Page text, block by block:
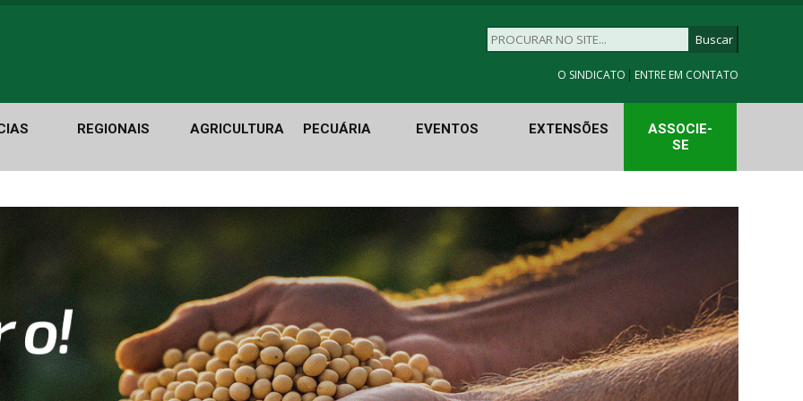
O SINDICATO | ENTRE EM CONTATO
REGIONAIS AGRICULTURA PECUÁRIA EVENTOS EXTENSÕES
ASSOCIE-
SE